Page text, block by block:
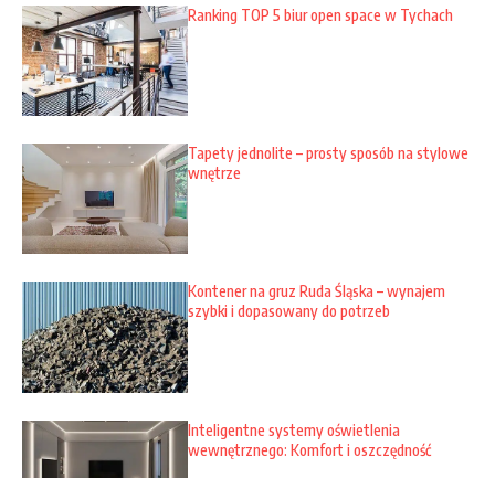
Ranking TOP 5 biur open space w Tychach
Tapety jednolite – prosty sposób na stylowe
wnętrze
Kontener na gruz Ruda Śląska – wynajem
szybki i dopasowany do potrzeb
Inteligentne systemy oświetlenia
wewnętrznego: Komfort i oszczędność